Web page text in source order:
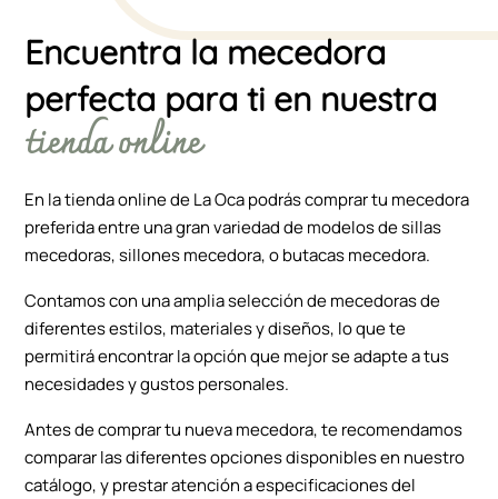
Encuentra la mecedora
perfecta para ti en nuestra
tienda online
En la tienda online de La Oca podrás comprar tu mecedora
preferida entre una gran variedad de modelos de sillas
mecedoras, sillones mecedora, o butacas mecedora.
Contamos con una amplia selección de mecedoras de
diferentes estilos, materiales y diseños, lo que te
permitirá encontrar la opción que mejor se adapte a tus
necesidades y gustos personales.
Antes de comprar tu nueva mecedora, te recomendamos
comparar las diferentes opciones disponibles en nuestro
catálogo, y prestar atención a especificaciones del